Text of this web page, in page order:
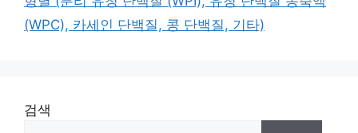
(WPC), 카세인 단백질, 콩 단백질, 기타)
검색